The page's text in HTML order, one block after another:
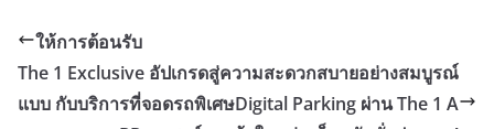
ให้การต้อนรับ
The 1 Exclusive อัปเกรดสู่ความสะดวกสบายอย่างสมบูรณ์
แบบ กับบริการที่จอดรถพิเศษDigital Parking ผ่าน The 1 A